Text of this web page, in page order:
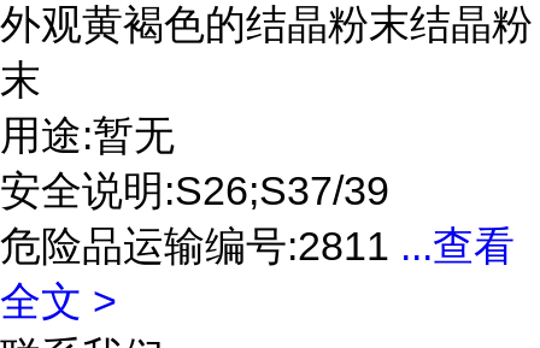
外观黄褐色的结晶粉末结晶粉
末
用途:暂无
安全说明:S26;S37/39
危险品运输编号:2811 ...查看
全文 >